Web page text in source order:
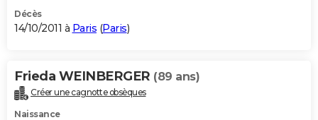
Décès
14/10/2011 à Paris (Paris)
Frieda WEINBERGER (89 ans)
Créer une cagnotte obsèques
Naissance